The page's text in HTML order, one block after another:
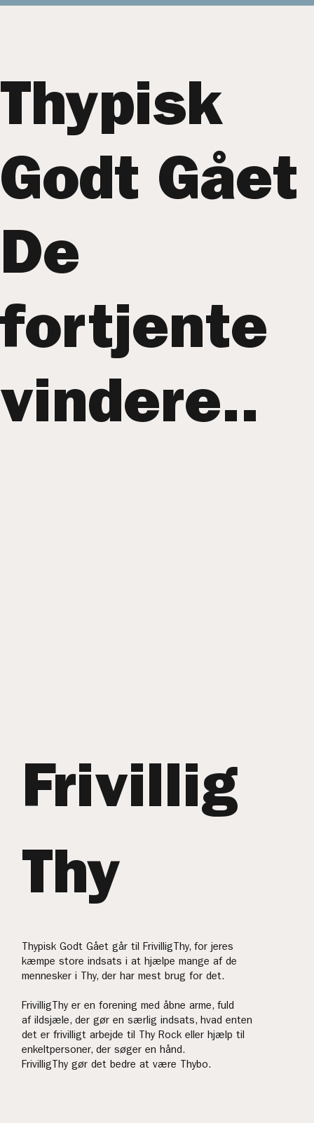
Thypisk
Godt Gået
De
fortjente
vindere..
Frivillig
Thy
Thypisk Godt Gået går til FrivilligThy, for jeres
kæmpe store indsats i at hjælpe mange af de
mennesker i Thy, der har mest brug for det.
FrivilligThy er en forening med åbne arme, fuld
af ildsjæle, der gør en særlig indsats, hvad enten
det er frivilligt arbejde til Thy Rock eller hjælp til
enkeltpersoner, der søger en hånd.
FrivilligThy gør det bedre at være Thybo.